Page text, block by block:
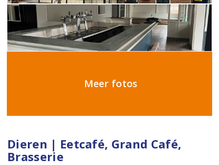
Meer fotos
Dieren | Eetcafé, Grand Café,
Brasserie